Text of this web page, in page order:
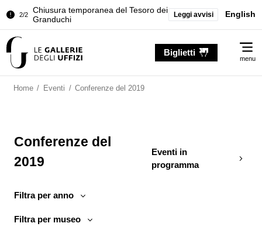
1/2
Palazzo Pitti. Temporanea chiusura
della Sala dell'Iliade
Granduchi
della Sala dell'Iliade
Leggi avvisi English
Biglietti
menu
Home / Eventi / Conferenze del 2019
Conferenze del
2019
Eventi in
programma
Filtra per anno
Filtra per museo